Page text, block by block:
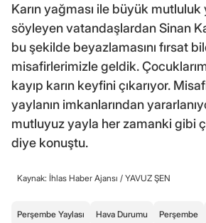
Karın yağması ile büyük mutluluk
söyleyen vatandaşlardan Sinan
bu şekilde beyazlamasını fırsat
misafirlerimizle geldik.
kayıp karın keyfini çıkarıyor.
yaylanın imkanlarından
mutluyuz yayla her zamanki gibi
diye konuştu.
Kaynak: İhlas Haber Ajansı / YAVUZ ŞEN
Perşembe Yaylası Hava Durumu Perşembe